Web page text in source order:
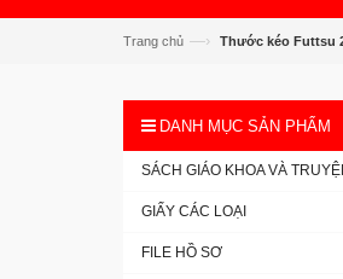
Trang chủ —› Thước kéo Futtsu
DANH MỤC SẢN PHẨM
SÁCH GIÁO KHOA VÀ
GIẤY CÁC LOẠI
FILE HỒ SƠ